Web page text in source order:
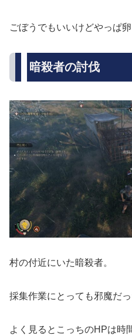
ごぼうでもいいけどやっぱ卵
暗殺者の討伐
村の付近にいた暗殺者。
採集作業にとっても邪魔だっ
よく見るとこっちのHPは時